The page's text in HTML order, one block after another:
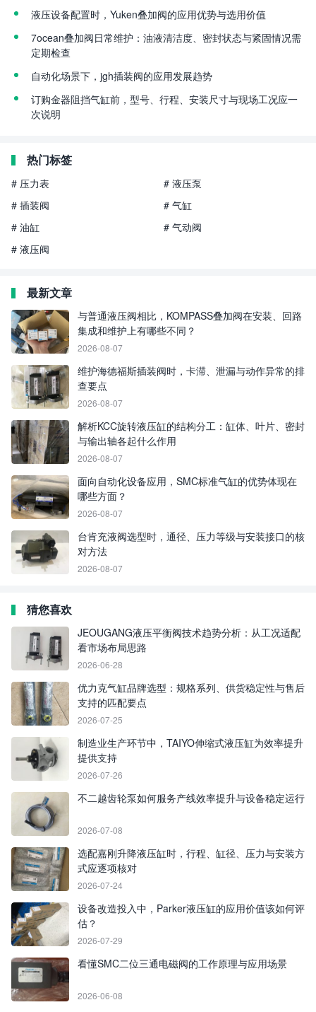
液压设备配置时，Yuken叠加阀的应用优势与选用价值
7ocean叠加阀日常维护：油液清洁度、密封状态与紧固情况需
定期检查
自动化场景下，jgh插装阀的应用发展趋势
订购金器阻挡气缸前，型号、行程、安装尺寸与现场工况应一
次说明
热门标签
# 压力表
# 液压泵
# 插装阀
# 气缸
# 油缸
# 气动阀
# 液压阀
最新文章
与普通液压阀相比，KOMPASS叠加阀在安装、回路
集成和维护上有哪些不同？
2026-08-07
维护海德福斯插装阀时，卡滞、泄漏与动作异常的排
查要点
2026-08-07
解析KCC旋转液压缸的结构分工：缸体、叶片、密封
与输出轴各起什么作用
2026-08-07
面向自动化设备应用，SMC标准气缸的优势体现在
哪些方面？
2026-08-07
台肯充液阀选型时，通径、压力等级与安装接口的核
对方法
2026-08-07
猜您喜欢
JEOUGANG液压平衡阀技术趋势分析：从工况适配
看市场布局思路
2026-06-28
优力克气缸品牌选型：规格系列、供货稳定性与售后
支持的匹配要点
2026-07-25
制造业生产环节中，TAIYO伸缩式液压缸为效率提升
提供支持
2026-07-26
不二越齿轮泵如何服务产线效率提升与设备稳定运行
2026-07-08
选配嘉刚升降液压缸时，行程、缸径、压力与安装方
式应逐项核对
2026-07-24
设备改造投入中，Parker液压缸的应用价值该如何评
估？
2026-07-29
看懂SMC二位三通电磁阀的工作原理与应用场景
2026-06-08